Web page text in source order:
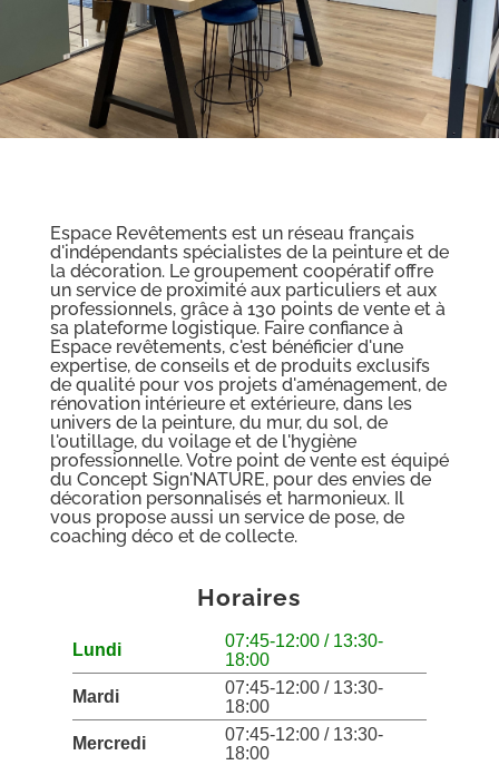
Espace Revêtements est un réseau français
d'indépendants spécialistes de la peinture et de
la décoration. Le groupement coopératif offre
un service de proximité aux particuliers et aux
professionnels, grâce à 130 points de vente et à
sa plateforme logistique. Faire confiance à
Espace revêtements, c'est bénéficier d'une
expertise, de conseils et de produits exclusifs
de qualité pour vos projets d'aménagement, de
rénovation intérieure et extérieure, dans les
univers de la peinture, du mur, du sol, de
l'outillage, du voilage et de l'hygiène
professionnelle. Votre point de vente est équipé
du Concept Sign'NATURE, pour des envies de
décoration personnalisés et harmonieux. Il
vous propose aussi un service de pose, de
coaching déco et de collecte.
Horaires
Lundi
07:45-12:00 / 13:30-
18:00
Mardi
07:45-12:00 / 13:30-
18:00
Mercredi
07:45-12:00 / 13:30-
18:00